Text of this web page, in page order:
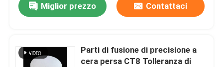
Miglior prezzo Contattaci
Parti di fusione di precisione a
cera persa CT8 Tolleranza di